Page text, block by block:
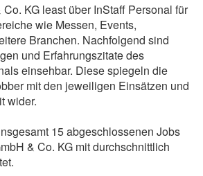
KG least über InStaff Personal für
wie Messen, Events,
Branchen. Nachfolgend sind
und Erfahrungszitate des
einsehbar. Diese spiegeln die
mit den jeweiligen Einsätzen und
wider.
15 abgeschlossenen Jobs
& Co. KG mit durchschnittlich